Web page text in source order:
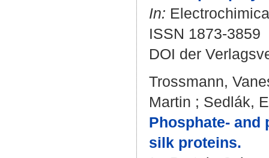
In:
ISSN 1873-3859
DOI der
Trossmann,
Martin ; Sedlák,
Phosphate- and
silk proteins.